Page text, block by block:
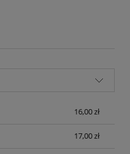
kosztów płatności
16,00 zł
17,00 zł